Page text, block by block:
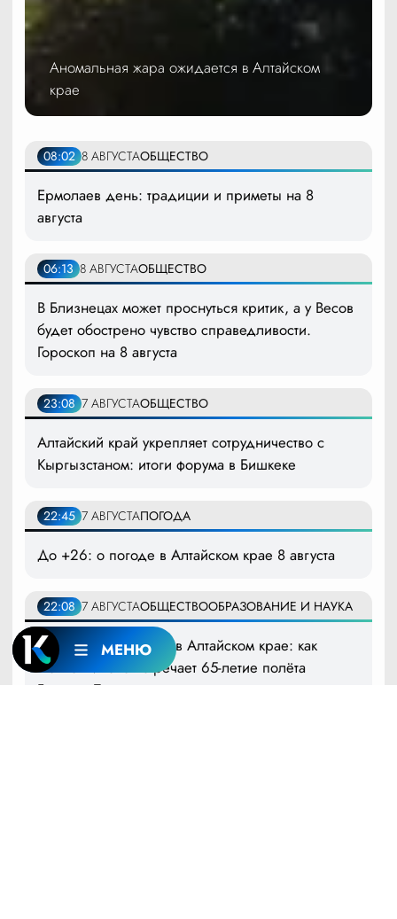
МЕНЮ
Аномальная жара ожидается в Алтайском
крае
08:02 8 АВГУСТАОБЩЕСТВО
Ермолаев день: традиции и приметы на 8
августа
06:13 8 АВГУСТАОБЩЕСТВО
В Близнецах может проснуться критик, а у Весов
будет обострено чувство справедливости.
Гороскоп на 8 августа
23:08 7 АВГУСТАОБЩЕСТВО
Алтайский край укрепляет сотрудничество с
Кыргызстаном: итоги форума в Бишкеке
22:45 7 АВГУСТАПОГОДА
До +26: о погоде в Алтайском крае 8 августа
22:08 7 АВГУСТАОБЩЕСТВООБРАЗОВАНИЕ И НАУКА
Космическая неделя в Алтайском крае: как
Полковниково встречает 65-летие полёта
Германа Титова